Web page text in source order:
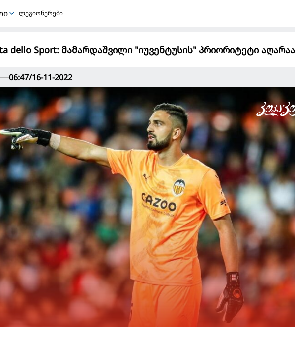
ლეგიონერები
dello Sport: მამარდაშვილი "იუვენტუსის" პრიორიტეტი აღარაა
06:47/16-11-2022